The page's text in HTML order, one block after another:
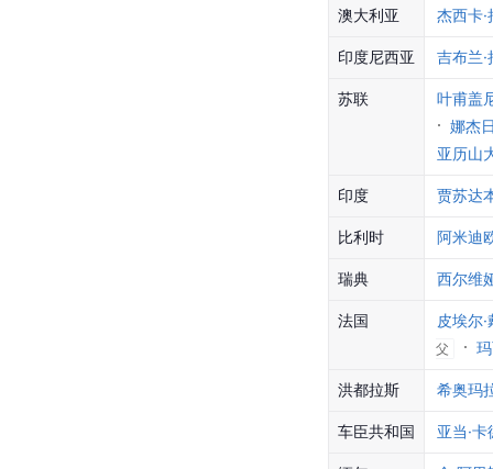
澳大利亚 杰西卡·
印度尼西亚 吉布兰·
苏联
叶甫盖
娜杰
亚历山
印度 贾苏达
比利时 阿米迪
瑞典 西尔维
法国 皮埃尔
父
洪都拉斯 希奥玛
车臣共和国 亚当·